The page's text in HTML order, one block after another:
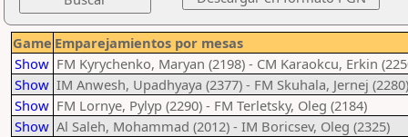
Game Emparejamientos por mesas
Show FM Kyrychenko, Maryan (2198) - CM Karaokcu, Erkin
Show IM Anwesh, Upadhyaya (2377) - FM Skuhala, Jernej (2280)
Show FM Lornye, Pylyp (2290) - FM Terletsky, Oleg (2184)
Show Al Saleh, Mohammad (2012) - IM Boricsev, Oleg (2325)